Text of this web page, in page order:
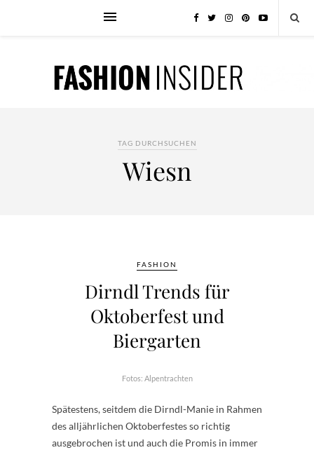
TAG DURCHSUCHEN
Wiesn
FASHION
Dirndl Trends für
Oktoberfest und
Biergarten
Fotos: Alpentrachten
Spätestens, seitdem die Dirndl-Manie in Rahmen
des alljährlichen Oktoberfestes so richtig
ausgebrochen ist und auch die Promis in immer